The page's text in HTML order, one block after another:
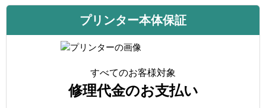
プリンター本体保証
すべてのお客様対象
修理代金のお支払い